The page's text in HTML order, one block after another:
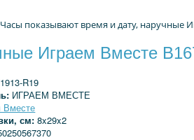
Часы показывают время и дату, наручные
Играем Вместе
R19
ИГРАЕМ ВМЕСТЕ
Вместе
см:8x29x2